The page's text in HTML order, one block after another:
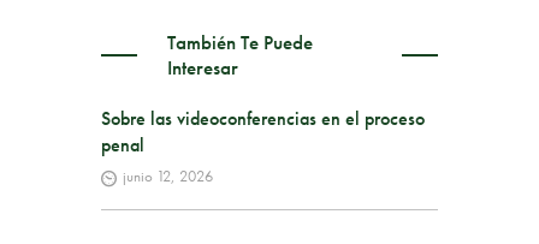
También Te Puede
Interesar
Sobre las videoconferencias en el proceso
penal
junio 12, 2026